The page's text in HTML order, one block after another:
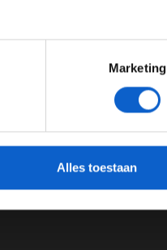
Marketing
Alles toestaan
en -bescherming.